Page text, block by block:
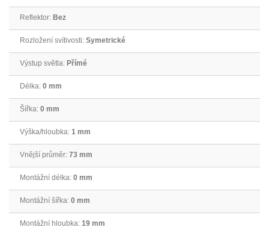
Reflektor: Bez
Rozložení svítivosti: Symetrické
Výstup světla: Přímé
Délka: 0 mm
Šířka: 0 mm
Výška/hloubka: 1 mm
Vnější průměr: 73 mm
Montážní délka: 0 mm
Montážní šířka: 0 mm
Montážní hloubka: 19 mm